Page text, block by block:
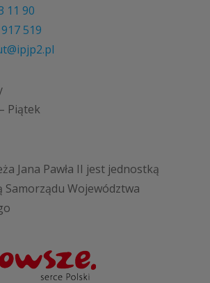
11 90
519
Piątek
Jana Pawła II jest jednostką
Samorządu Województwa